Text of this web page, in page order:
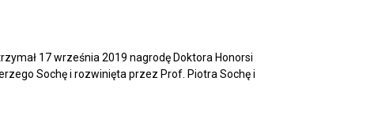
17 września 2019 nagrodę Doktora Honorsi
Sochę i rozwinięta przez Prof. Piotra Sochę i